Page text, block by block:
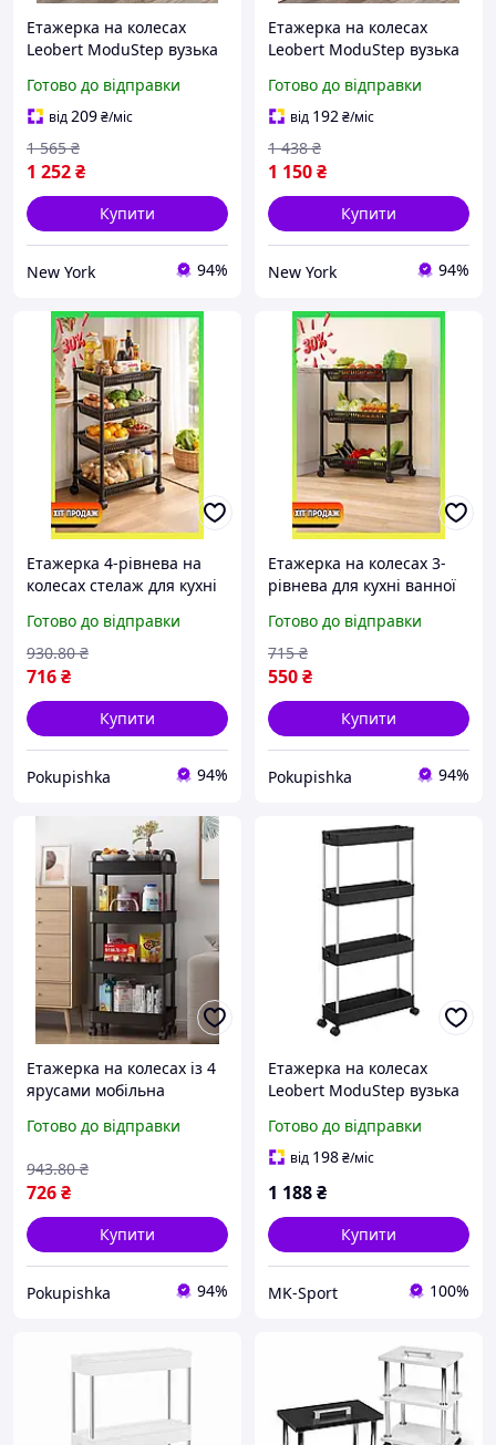
Етажерка на колесах
Leobert ModuStep вузька
newyork
Готово до відправки
від209₴/міс
1 252₴
1 565 ₴
Купити
New York 94%
Етажерка на колесах
Leobert ModuStep вузька
Готово до відправки
від 192₴/міс
1 150₴
1 438 ₴
Купити
New York 94%
Етажерка 4-рівнева на
колесах стелаж для кухні
речей
Готово до відправки
716₴
930.80 ₴
Купити
Pokupishka 94%
Етажерка на колесах 3-
рівнева для кухні ванної
побутових дрібниць
Готово до відправки
550₴
715 ₴
Купити
Pokupishka 94%
Етажерка на колесах із 4
ярусами мобільна
Готово до відправки
726₴
943.80 ₴
Купити
Pokupishka 94%
Етажерка на колесах
Leobert ModuStep вузька
Готово до відправки
від 198₴/міс
1 188₴
Купити
MK-Sport 100%